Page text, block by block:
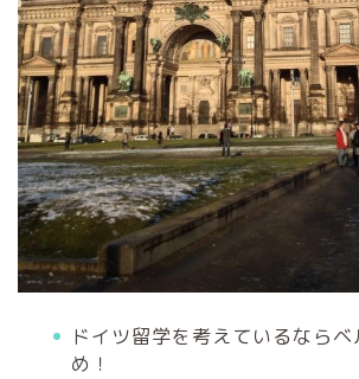
ドイツ留学を考えているなら
め！